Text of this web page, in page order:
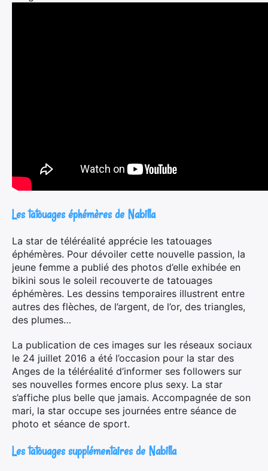
Les tatouages éphémères de Nabilla
La star de téléréalité apprécie les tatouages
éphémères. Pour dévoiler cette nouvelle passion, la
jeune femme a publié des photos d’elle exhibée en
bikini sous le soleil recouverte de tatouages
éphémères. Les dessins temporaires illustrent entre
autres des flèches, de l’argent, de l’or, des triangles,
des plumes…
La publication de ces images sur les réseaux sociaux
le 24 juillet 2016 a été l’occasion pour la star des
Anges de la téléréalité d’informer ses followers sur
ses nouvelles formes encore plus sexy. La star
s’affiche plus belle que jamais. Accompagnée de son
mari, la star occupe ses journées entre séance de
photo et séance de sport.
Les tatouages supplémentaires de Nabilla